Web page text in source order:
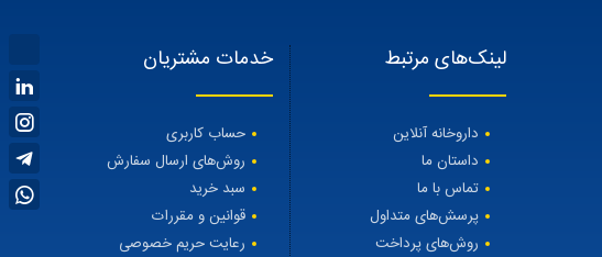
لینک‌های مرتبط
داروخانه آنلاین
داستان ما
تماس با ما
پرسش‌های متداول
روش‌های پرداخت
خدمات مشتریان
حساب کاربری
روش‌های ارسال سفارش
سبد خرید
قوانین و مقررات
رعایت حریم خصوصی